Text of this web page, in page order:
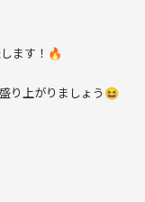
ます！🔥
り上がりましょう😆